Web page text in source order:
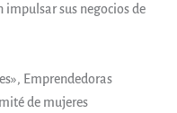
impulsar sus negocios de
Emprendedoras
de mujeres